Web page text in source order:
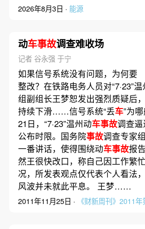
2026年8月3日 · 能源
动车事故调查难收场
记者 谷永强 于宁
如果信号系统没有问题，为何要
整改？在铁路电务人员对“7·23”
组副组长王梦恕发出强烈质疑后
持续下滑……信号系统“丢车”为
21日，“7·23”温州动车事故调查
公布时限。国务院事故调查专家
一番讲话，使得围绕动车事故报
然王很快改口，称自己因工作繁
况，所发表观点仅代表个人看法
风波并未就此平息。 王梦……
2011年11月25日 · 《财新周刊》2011